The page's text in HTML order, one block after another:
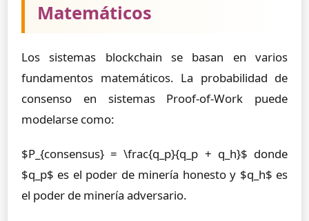
Matemáticos
Los sistemas blockchain se basan en varios
fundamentos matemáticos. La probabilidad de
consenso en sistemas Proof-of-Work puede
modelarse como:
$P_{consensus} = \frac{q_p}{q_p + q_h}$ donde
$q_p$ es el poder de minería honesto y $q_h$ es
el poder de minería adversario.